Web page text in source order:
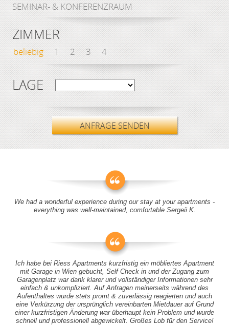
SEMINAR- & KONFERENZRAUM
ZIMMER
beliebig 1 2 3 4
LAGE
ANFRAGE SENDEN
We had a wonderful experience during our stay at your apartments -
everything was well-maintained, comfortable Sergeii K.
Ich habe bei Riess Apartments kurzfristig ein möbliertes Apartment
mit Garage in Wien gebucht, Self Check in und der Zugang zum
Garagenplatz war dank klarer und vollständiger Informationen sehr
einfach & unkompliziert. Auf Anfragen meinerseits während des
Aufenthaltes wurde stets promt & zuverlässig reagierten und auch
eine Verkürzung der ursprünglich vereinbarten Mietdauer auf Grund
einer kurzfristigen Änderung war überhaupt kein Problem und wurde
schnell und professionell abgewickelt. Großes Lob für den Service!